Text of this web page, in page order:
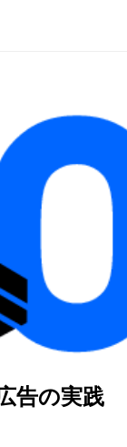
告の実践